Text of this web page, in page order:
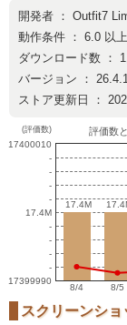
開発者 ： Outfit7
動作条件 ： 6.0 以上
ダウンロード数 ：
バージョン ：
ストア更新日 ：
(評価数)
17400010
-
-
-
-
17.4M
-
-
-
-
17399990
評価数
17.4M
17.4M
8/4 8/5
スクリーンショ